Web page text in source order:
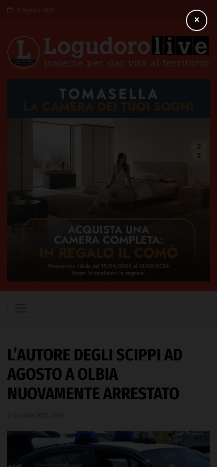
9 Agosto 2026
L’AUTORE DEGLI SCIPPI AD
AGOSTO A OLBIA
NUOVAMENTE ARRESTATO
×